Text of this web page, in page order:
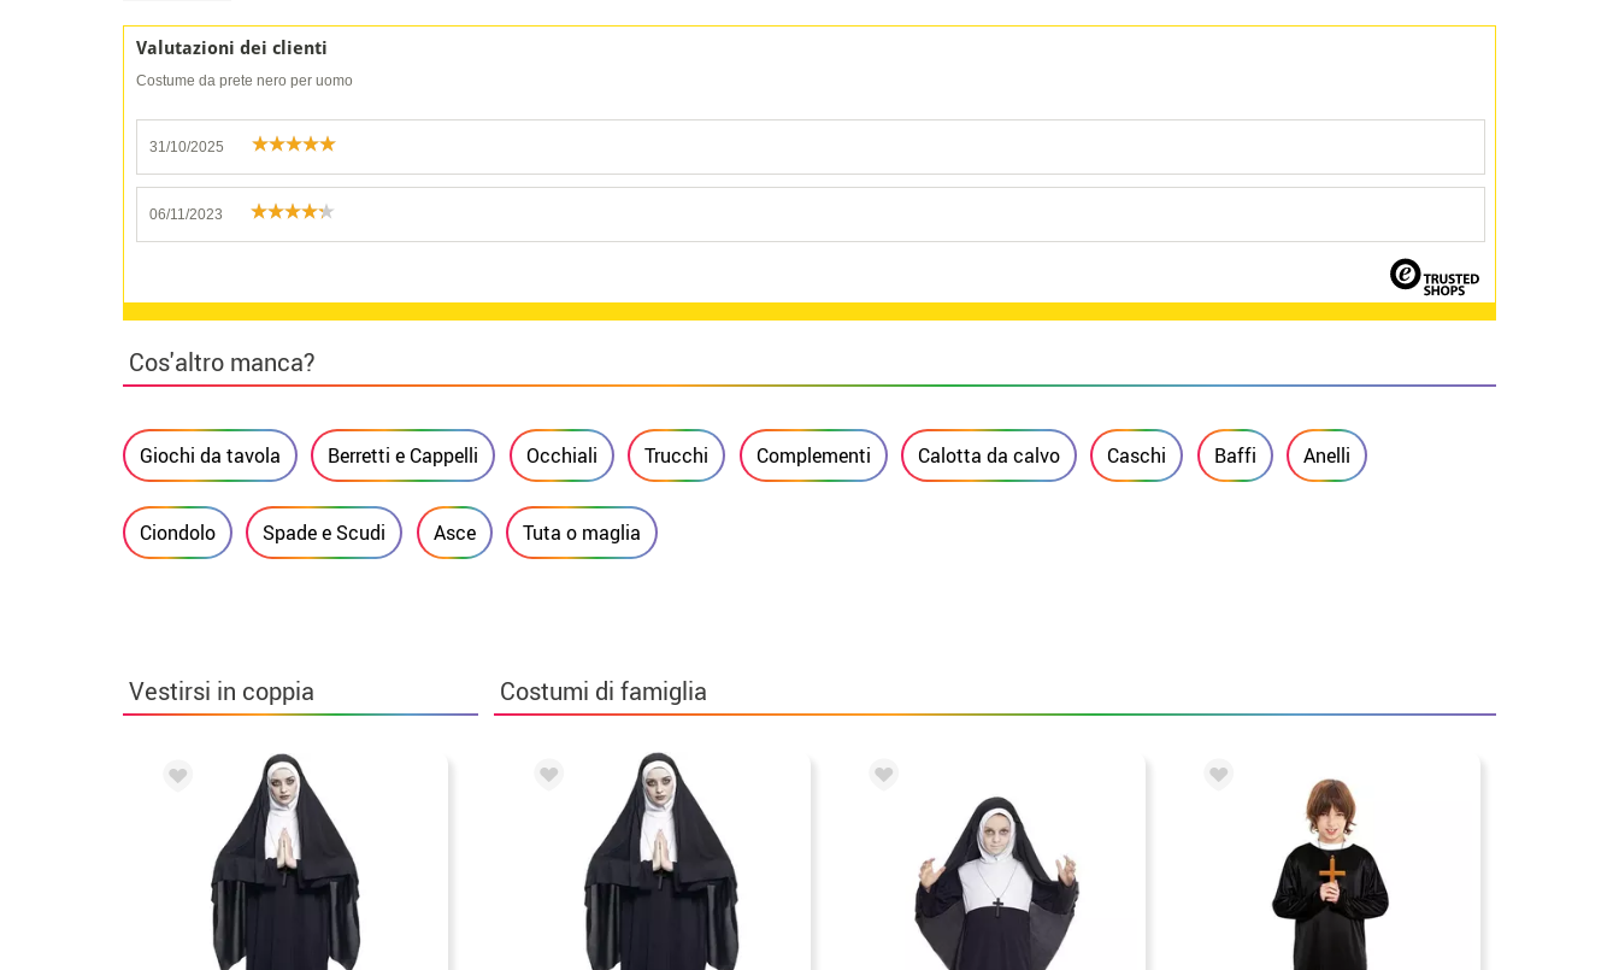
Valutazioni dei clienti
Costume da prete nero per uomo
31/10/2025
06/11/2023
Cos'altro manca?
Giochi da tavola Berretti e Cappelli Occhiali Trucchi Complementi Calotta da calvo Caschi Baffi Anelli
Ciondolo Spade e Scudi Asce Tuta o maglia
Vestirsi in coppia Costumi di famiglia